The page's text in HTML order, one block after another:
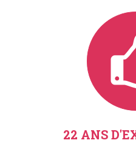
22 ANS